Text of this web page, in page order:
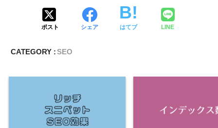
ポスト シェア はてブ LINE
CATEGORY :SEO